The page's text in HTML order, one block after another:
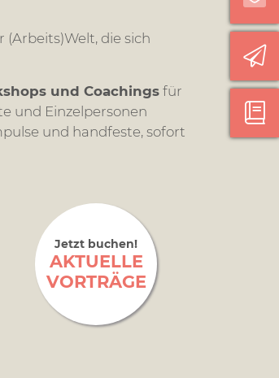
die sich
und Coachings für
und Einzelpersonen
und handfeste, sofort
Jetzt buchen!
AKTUELLE
VORTRÄGE